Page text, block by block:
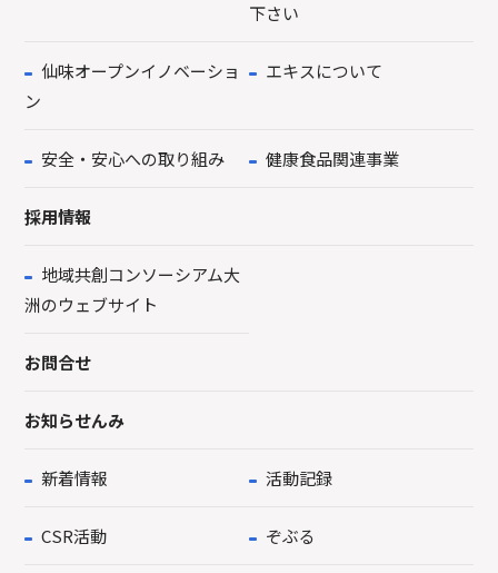
下さい
仙味オープンイノベーショ
ン
エキスについて
安全・安心への取り組み 健康食品関連事業
採用情報
地域共創コンソーシアム大
洲のウェブサイト
お問合せ
お知らせんみ
新着情報 活動記録
CSR活動 ぞぶる